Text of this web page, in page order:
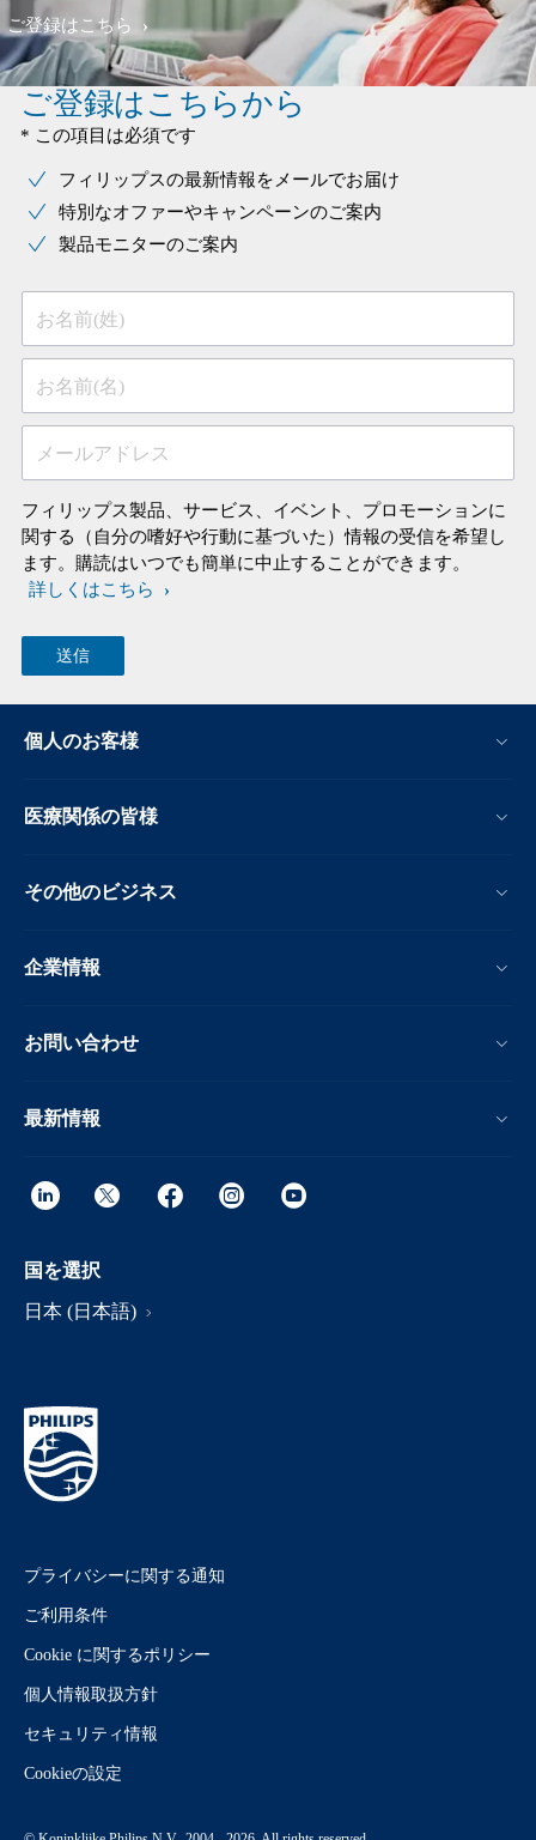
ご登録はこちら
ご登録はこちらから
* この項目は必須です
フィリップスの最新情報をメールでお届け
特別なオファーやキャンペーンのご案内
製品モニターのご案内
お名前(姓)
お名前(名)
メールアドレス
フィリップス製品、サービス、イベント、プロモーションに
関する（自分の嗜好や行動に基づいた）情報の受信を希望し
ます。購読はいつでも簡単に中止することができます。
詳しくはこちら
個人のお客様
医療関係の皆様
その他のビジネス
企業情報
お問い合わせ
最新情報
国を選択
日本 (日本語)
プライバシーに関する通知
ご利用条件
Cookie に関するポリシー
個人情報取扱方針
セキュリティ情報
Cookieの設定